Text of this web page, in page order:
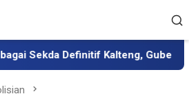
Definitif Kalteng, Gubernur